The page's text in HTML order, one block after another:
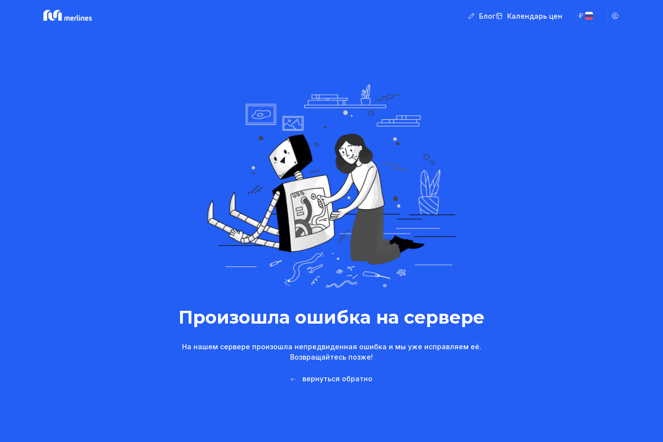
Блог Календарь цен
Произошла ошибка на сервере
На нашем сервере произошла непредвиденная ошибка и мы уже исправляем её.
Возвращайтесь позже!
вернуться обратно